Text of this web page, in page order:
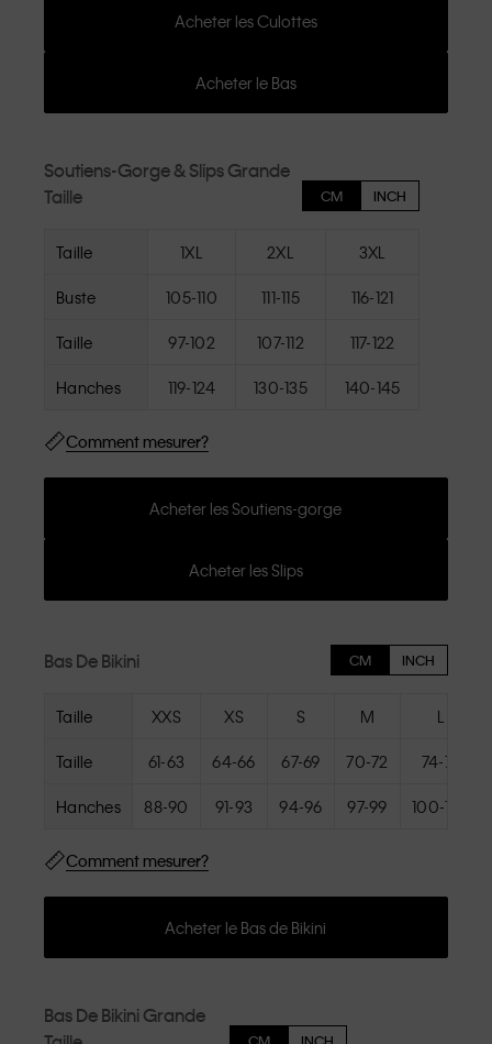
Acheter les Culottes
Acheter le Bas
Soutiens-Gorge & Slips Grande
Taille
CM INCH
Taille 1XL 2XL 3XL
Buste 105-110 111-115 116-121
Taille 97-102 107-112 117-122
Hanches 119-124 130-135 140-145
Comment mesurer?
Acheter les Soutiens-gorge
Acheter les Slips
Bas De Bikini CM INCH
Taille XXS XS S M L
Taille 61-63 64-66 67-69 70-72 74-76
Hanches 88-90 91-93 94-96 97-99 100-102
Comment mesurer?
Acheter le Bas de Bikini
Bas De Bikini Grande